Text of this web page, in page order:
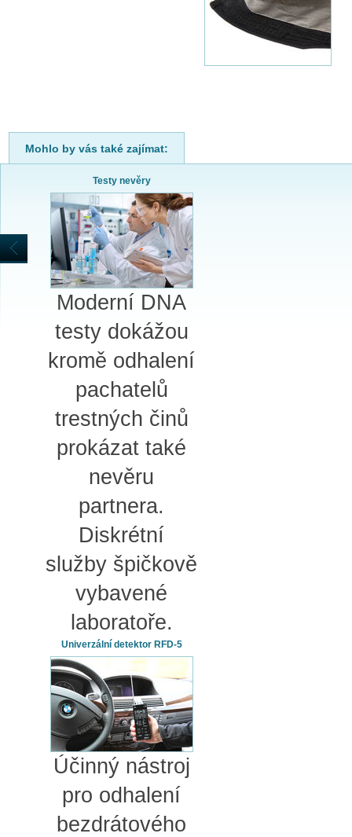
Mohlo by vás také zajímat:
Testy nevěry
Moderní DNA
testy dokážou
kromě odhalení
pachatelů
trestných činů
prokázat také
nevěru
partnera.
Diskrétní
služby špičkově
vybavené
laboratoře.
Univerzální detektor RFD-5
Účinný nástroj
pro odhalení
bezdrátového